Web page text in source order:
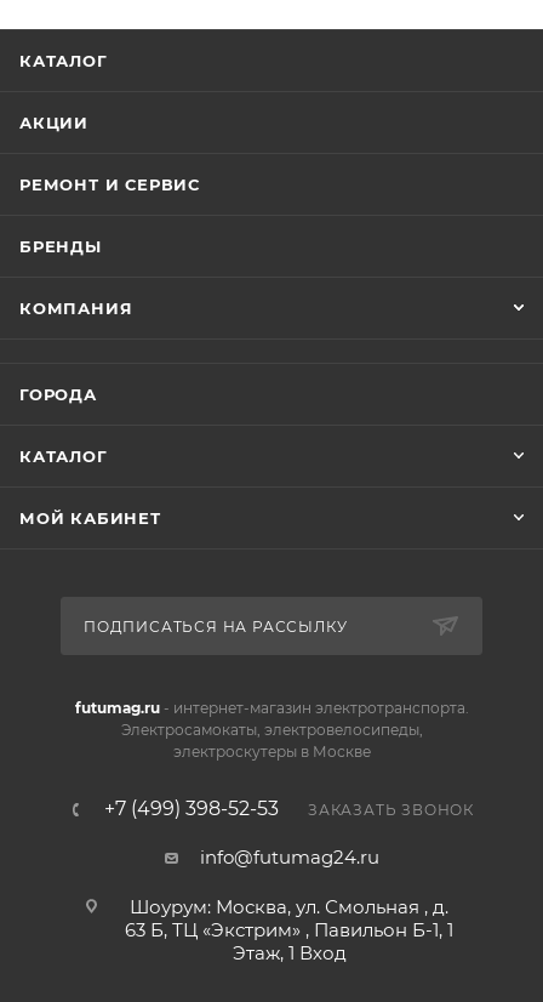
КАТАЛОГ
АКЦИИ
РЕМОНТ И СЕРВИС
БРЕНДЫ
КОМПАНИЯ
ГОРОДА
КАТАЛОГ
МОЙ КАБИНЕТ
ПОДПИСАТЬСЯ НА РАССЫЛКУ
futumag.ru- интернет-магазин электротранспорта.
Электросамокаты, электровелосипеды,
электроскутеры в Москве
+7 (499) 398-52-53 ЗАКАЗАТЬ ЗВОНОК
info@futumag24.ru
Шоурум: Москва, ул. Смольная , д.
63 Б, ТЦ «Экстрим» , Павильон Б-1, 1
Этаж, 1 Вход